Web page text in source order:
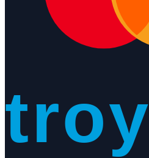
troy